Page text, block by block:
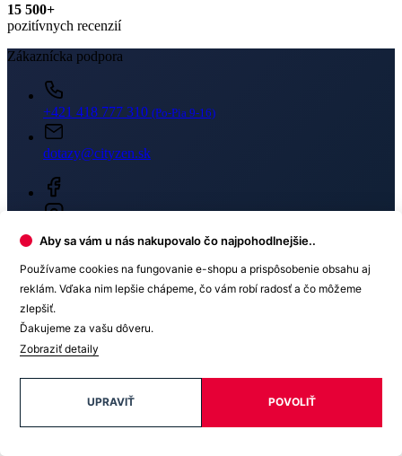
15 500+
pozitívnych recenzií
Zákaznícka podpora
+421 418 777 310 (Po-Pia 9-16)
dotazy@cityzen.sk
Newsletter
Aby sa vám u nás nakupovalo čo najpohodlnejšie..
Používame cookies na fungovanie e-shopu a prispôsobenie obsahu aj
reklám. Vďaka nim lepšie chápeme, čo vám robí radosť a čo môžeme
zlepšiť.
Ďakujeme za vašu dôveru.
Zobraziť detaily
POVOLIŤ
UPRAVIŤ